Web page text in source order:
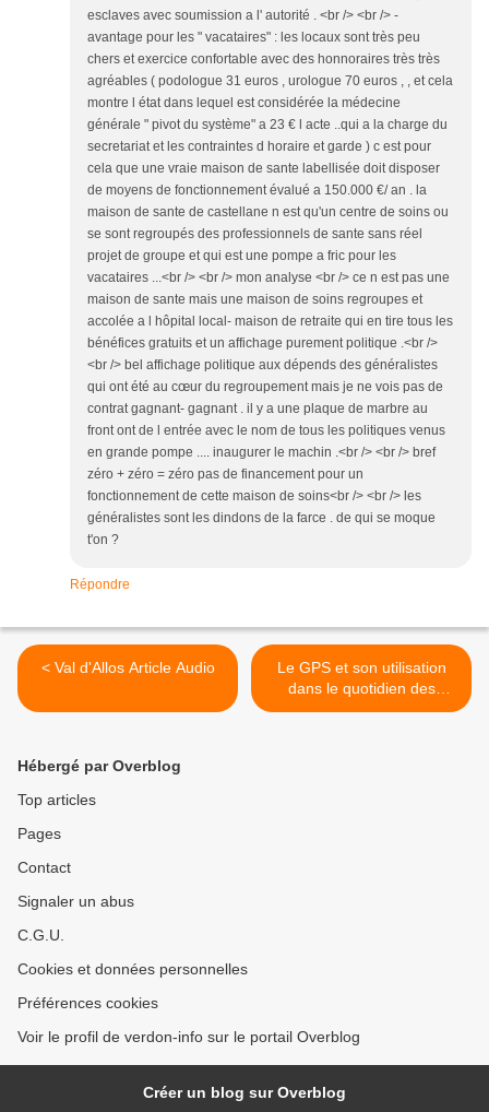
esclaves avec soumission a l' autorité . <br /> <br /> -
avantage pour les " vacataires" : les locaux sont très peu
chers et exercice confortable avec des honnoraires très très
agréables ( podologue 31 euros , urologue 70 euros , , et cela
montre l état dans lequel est considérée la médecine
générale " pivot du système" a 23 € l acte ..qui a la charge du
secretariat et les contraintes d horaire et garde ) c est pour
cela que une vraie maison de sante labellisée doit disposer
de moyens de fonctionnement évalué a 150.000 €/ an . la
maison de sante de castellane n est qu'un centre de soins ou
se sont regroupés des professionnels de sante sans réel
projet de groupe et qui est une pompe a fric pour les
vacataires ...<br /> <br /> mon analyse <br /> ce n est pas une
maison de sante mais une maison de soins regroupes et
accolée a l hôpital local- maison de retraite qui en tire tous les
bénéfices gratuits et un affichage purement politique .<br />
<br /> bel affichage politique aux dépends des généralistes
qui ont été au cœur du regroupement mais je ne vois pas de
contrat gagnant- gagnant . il y a une plaque de marbre au
front ont de l entrée avec le nom de tous les politiques venus
en grande pompe .... inaugurer le machin .<br /> <br /> bref
zéro + zéro = zéro pas de financement pour un
fonctionnement de cette maison de soins<br /> <br /> les
généralistes sont les dindons de la farce . de qui se moque
t'on ?
Répondre
< Val d'Allos Article Audio
Le GPS et son utilisation
dans le quotidien des
routes de montagne >
Hébergé par Overblog
Top articles
Pages
Contact
Signaler un abus
C.G.U.
Cookies et données personnelles
Préférences cookies
Voir le profil de verdon-info sur le portail Overblog
Créer un blog sur Overblog